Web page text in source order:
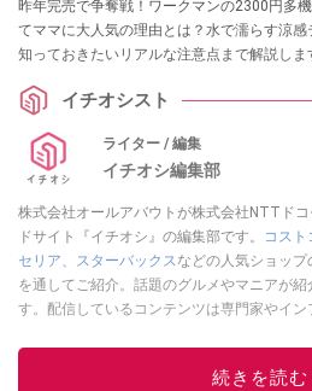
昨年完売で争奪戦！ワークマンの2300円多
てママに大人気の理由とは？水で濡らす涼
知っておきたいリアルな注意点まで解説しま
イチオシスト
ライター / 編集
イチオシ編集部
株式会社オールアバウトが株式会社NTTド
ドサイト『イチオシ』の編集部です。
コスト
セリア、 スターバックスなどの人気ショッ
を通してご紹介。話題のグルメやマニアが
す。配信しているコンテンツは専門家やイ
ニュースでフォロー
続きを読む